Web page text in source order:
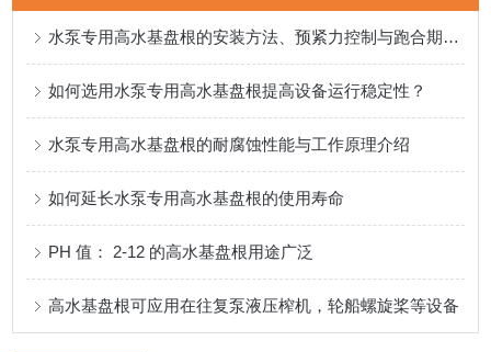
水泵专用高水基盘根的安装方法、预紧力控制与跑合期注意事项
如何选用水泵专用高水基盘根提高设备运行稳定性？
水泵专用高水基盘根的耐腐蚀性能与工作原理介绍
如何延长水泵专用高水基盘根的使用寿命
PH 值： 2-12 的高水基盘根用途广泛
高水基盘根可应用在往复泵液压榨机，轮船螺旋桨等设备